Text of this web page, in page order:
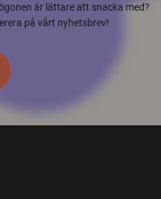
är lättare att snacka med?
på vårt nyhetsbrev!